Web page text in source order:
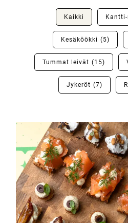
Kaikki
Kesäköökki (5)
Tummat leivät (15)
Jykeröt (7)